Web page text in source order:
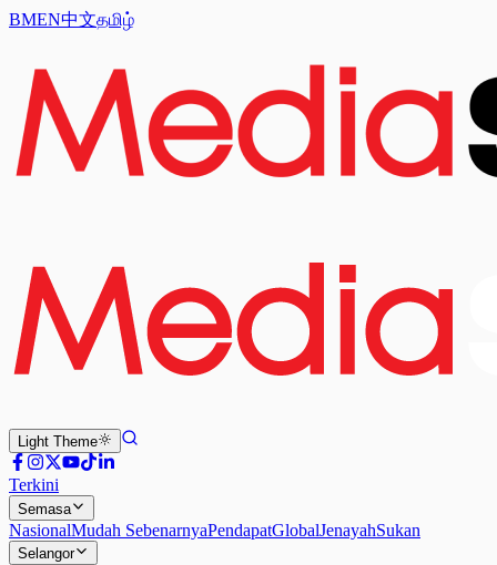
BMEN中文தமிழ்
Light Theme
Terkini
Semasa
NasionalMudah SebenarnyaPendapatGlobalJenayahSukan
Selangor